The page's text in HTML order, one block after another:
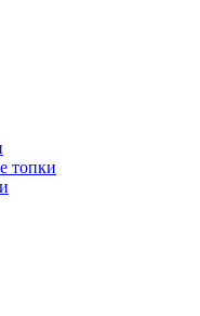
топки